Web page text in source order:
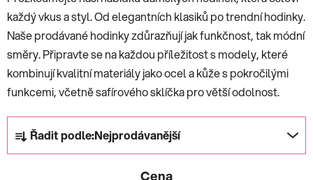
každý vkus a styl. Od elegantních klasiků po trendní hodinky.
Naše prodávané hodinky zdůrazňují jak funkčnost, tak módní
směry. Připravte se na každou příležitost s modely, které
kombinují kvalitní materiály jako ocel a kůže s pokročilými
funkcemi, včetně safírového sklíčka pro větší odolnost.
Ř
z
Řadit podle:Nejprodávanější
Cena